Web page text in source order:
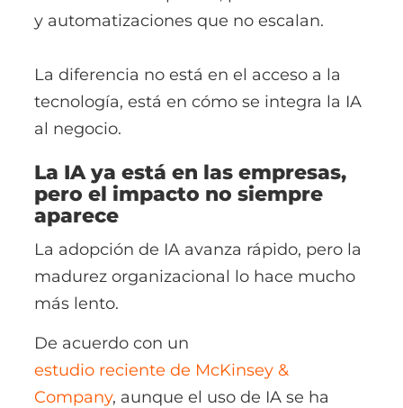
y automatizaciones que no escalan.
La diferencia no está en el acceso a la
tecnología, está en cómo se integra la IA
al negocio.
La IA ya está en las empresas,
pero el impacto no siempre
aparece
La adopción de IA avanza rápido, pero la
madurez organizacional lo hace mucho
más lento.
De acuerdo con un
estudio reciente de McKinsey &
Company, aunque el uso de IA se ha